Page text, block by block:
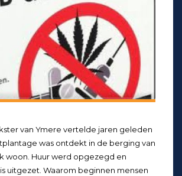
van Ymere vertelde jaren geleden
was ontdekt in de berging van
woon. Huur werd opgezegd en
uitgezet. Waarom beginnen mensen